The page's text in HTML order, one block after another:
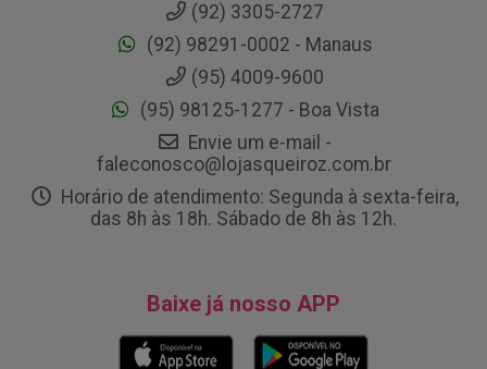
(92) 3305-2727
(92) 98291-0002 - Manaus
(95) 4009-9600
(95) 98125-1277 - Boa Vista
Envie um e-mail -
faleconosco@lojasqueiroz.com.br
Horário de atendimento: Segunda à sexta-feira,
das 8h às 18h. Sábado de 8h às 12h.
Baixe já nosso APP